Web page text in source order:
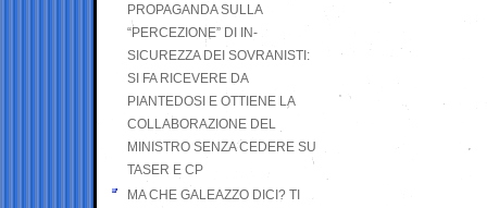
PROPAGANDA SULLA
“PERCEZIONE” DI IN-
SICUREZZA DEI SOVRANISTI:
SI FA RICEVERE DA
PIANTEDOSI E OTTIENE LA
COLLABORAZIONE DEL
MINISTRO SENZA CEDERE SU
TASER E CP
MA CHE GALEAZZO DICI? TI